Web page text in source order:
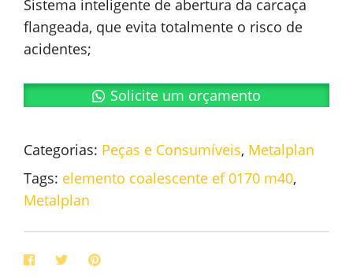
Sistema inteligente de abertura da carcaça
flangeada, que evita totalmente o risco de
acidentes;
Solicite um orçamento
Categorias: Peças e Consumíveis, Metalplan
Tags: elemento coalescente ef 0170 m40,
Metalplan